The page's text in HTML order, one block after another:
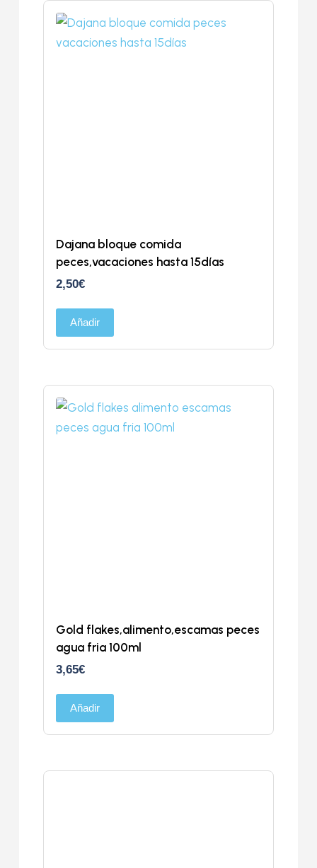
Dajana bloque comida
peces,vacaciones hasta 15días
2,50€
Añadir
Gold flakes,alimento,escamas peces
agua fria 100ml
3,65€
Añadir